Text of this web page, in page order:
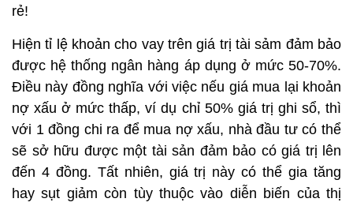
rẻ!
Hiện tỉ lệ khoản cho vay trên giá trị tài sảm đảm bảo
được hệ thống ngân hàng áp dụng ở mức 50-70%.
Điều này đồng nghĩa với việc nếu giá mua lại khoản
nợ xấu ở mức thấp, ví dụ chỉ 50% giá trị ghi sổ, thì
với 1 đồng chi ra để mua nợ xấu, nhà đầu tư có thể
sẽ sở hữu được một tài sản đảm bảo có giá trị lên
đến 4 đồng. Tất nhiên, giá trị này có thể gia tăng
hay sụt giảm còn tùy thuộc vào diễn biến của thị